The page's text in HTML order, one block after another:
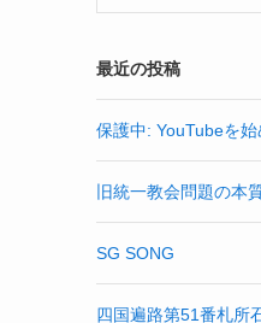
最近の投稿
保護中: YouTubeを
旧統一教会問題の本
SG SONG
四国遍路第51番札所